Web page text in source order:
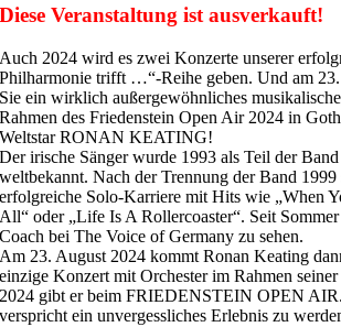
Diese Veranstaltung ist ausverkauft!
Auch 2024 wird es zwei Konzerte unserer
Philharmonie trifft …“-Reihe geben. Und am
Sie ein wirklich außergewöhnliches
Rahmen des Friedenstein Open Air 2024 in
Weltstar RONAN KEATING!
Der irische Sänger wurde 1993 als Teil der
weltbekannt. Nach der Trennung der Band 1999
erfolgreiche Solo-Karriere mit Hits wie „When
All“ oder „Life Is A Rollercoaster“. Seit
Coach bei The Voice of Germany zu sehen.
Am 23. August 2024 kommt Ronan Keating
einzige Konzert mit Orchester im Rahmen
2024 gibt er beim FRIEDENSTEIN OPEN
verspricht ein unvergessliches Erlebnis zu